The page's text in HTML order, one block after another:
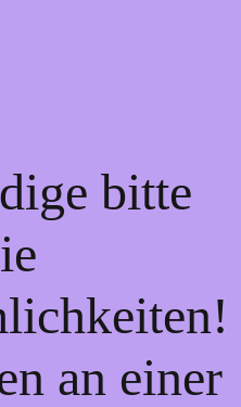
bitte
an einer